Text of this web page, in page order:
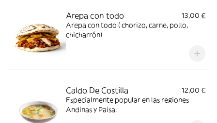
Arepa con todo
13,00 €
Arepa con todo ( chorizo, carne, pollo,
chicharrón)
Caldo De Costilla
12,00 €
Especialmente popular en las regiones
Andinas y Paisa.